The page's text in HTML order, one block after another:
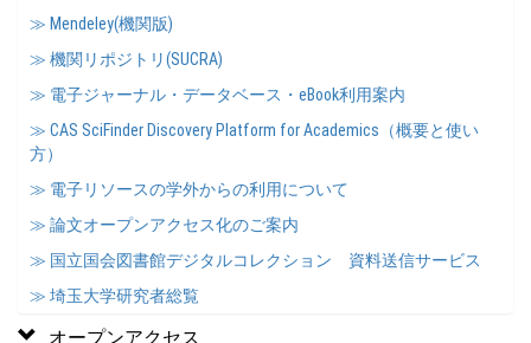
≫ Mendeley(機関版)
≫ 機関リポジトリ(SUCRA)
≫ 電子ジャーナル・データベース・eBook利用案内
≫ CAS SciFinder Discovery Platform for Academics（概要と使い
方）
≫ 電子リソースの学外からの利用について
≫ 論文オープンアクセス化のご案内
≫ 国立国会図書館デジタルコレクション 資料送信サービス
≫ 埼玉大学研究者総覧
オープンアクセス